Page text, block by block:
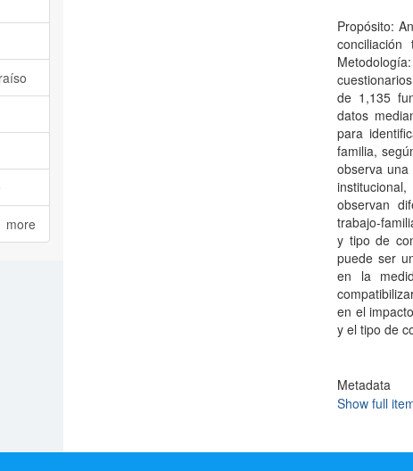
Propósito:
de 1,135
datos
para
familia,
observa
observan
trabajo-
y tipo de
puede ser
en la
en el
y el tipo de
Metadata
Show full
more